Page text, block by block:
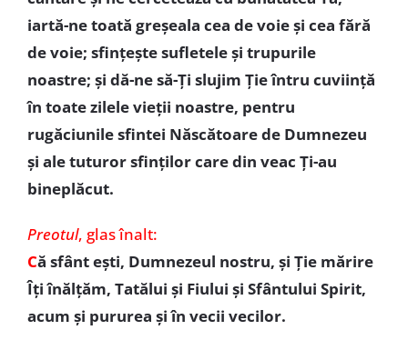
iartă-ne toată greșeala cea de voie și cea fără
de voie; sfințește sufletele și trupurile
noastre; și dă-ne să-Ți slujim Ție întru cuviință
în toate zilele vieții noastre, pentru
rugăciunile sfintei Născătoare de Dumnezeu
și ale tuturor sfinților care din veac Ți-au
bineplăcut.
Preotul, glas înalt:
Că sfânt ești, Dumnezeul nostru, și Ție mărire
Îți înălțăm, Tatălui și Fiului și Sfântului Spirit,
acum și pururea și în vecii vecilor.